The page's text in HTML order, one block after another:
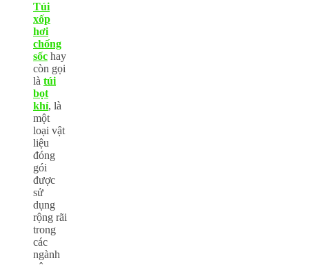
Túi
xốp
hơi
chống
sốc hay
còn gọi
là túi
bọt
khí, là
một
loại vật
liệu
đóng
gói
được
sử
dụng
rộng rãi
trong
các
ngành